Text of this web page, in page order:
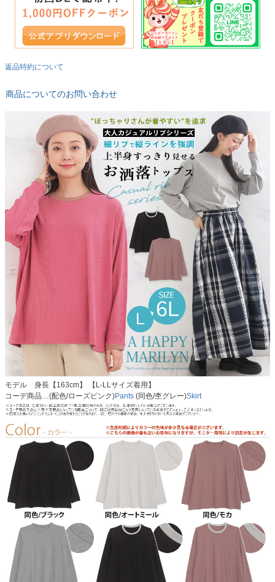
返品特約について
商品についてのお問い合わせ
モデル 身長【163cm】 【L-LLサイズ着用】
コーデ商品…(配色/ローズピンク)Pants (同色/杢グレー)Skirt